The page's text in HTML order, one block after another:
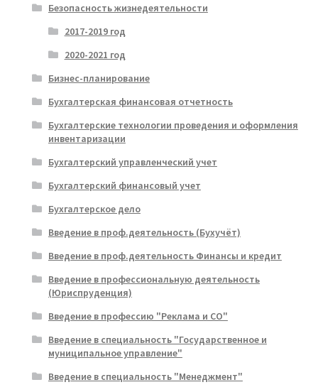
Безопасность жизнедеятельности
2017-2019 год
2020-2021 год
Бизнес-планирование
Бухгалтерская финансовая отчетность
Бухгалтерские технологии проведения и оформления
инвентаризации
Бухгалтерский управленческий учет
Бухгалтерский финансовый учет
Бухгалтерское дело
Введение в проф.деятельность (Бухучёт)
Введение в проф.деятельность Финансы и кредит
Введение в профессиональную деятельность
(Юриспруденция)
Введение в профессию "Реклама и СО"
Введение в специальность "Государственное и
муниципальное управление"
Введение в специальность "Менеджмент"